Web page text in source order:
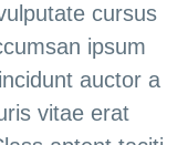
cursus
ipsum
auctor a
vitae erat